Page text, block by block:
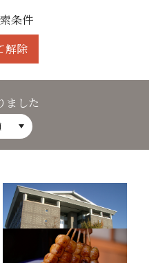
条件
解除
ました
高山市役所
みたらし団子1